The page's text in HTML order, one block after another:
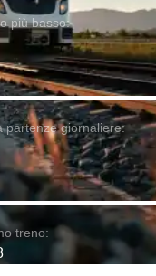
più basso:
partenze giornaliere:
treno: